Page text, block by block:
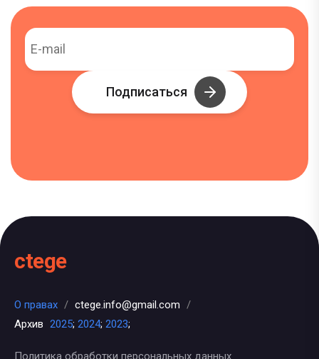
Подписаться
ctege
О правах / ctege.info@gmail.com /
Архив 2025; 2024; 2023;
Политика обработки персональных данных